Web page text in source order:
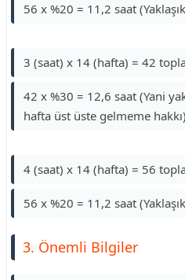
56 x %20 = 11,2 saat
3 (saat) x 14 (hafta) = 42
42 x %30 = 12,6 saat (Yani
hafta üst üste gelmeme
4 (saat) x 14 (hafta) = 56
56 x %20 = 11,2 saat
3. Önemli Bilgiler